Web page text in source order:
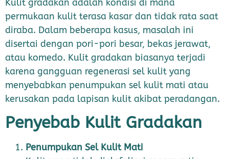
Kulit gradakan adalah kondisi di mana
permukaan kulit terasa kasar dan tidak rata saat
diraba. Dalam beberapa kasus, masalah ini
disertai dengan pori-pori besar, bekas jerawat,
atau komedo. Kulit gradakan biasanya terjadi
karena gangguan regenerasi sel kulit yang
menyebabkan penumpukan sel kulit mati atau
kerusakan pada lapisan kulit akibat peradangan.
Penyebab Kulit Gradakan
Penumpukan Sel Kulit Mati